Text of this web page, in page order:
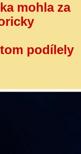
mohla za
podílely